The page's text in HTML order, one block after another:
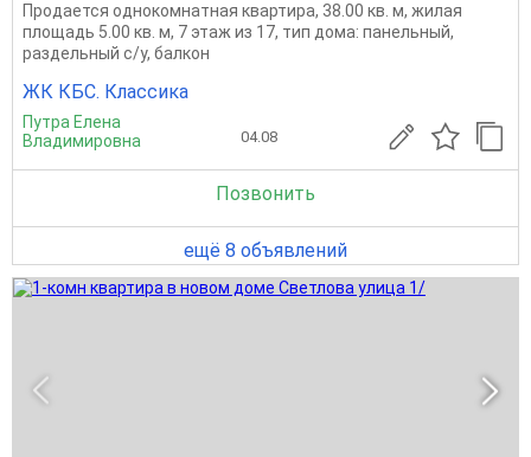
Продается однокомнатная квартира, 38.00 кв. м, жилая
площадь 5.00 кв. м, 7 этаж из 17, тип дома: панельный,
раздельный с/у, балкон
ЖК КБС. Классика
Путра Елена
Владимировна
04.08
Позвонить
ещё 8 объявлений